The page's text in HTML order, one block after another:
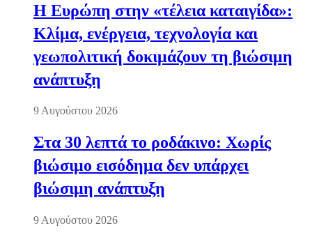
Η Ευρώπη στην «τέλεια καταιγίδα»:
Κλίμα, ενέργεια, τεχνολογία και
γεωπολιτική δοκιμάζουν τη βιώσιμη
ανάπτυξη
9 Αυγούστου 2026
Στα 30 λεπτά το ροδάκινο: Χωρίς
βιώσιμο εισόδημα δεν υπάρχει
βιώσιμη ανάπτυξη
9 Αυγούστου 2026